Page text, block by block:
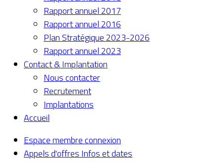
Rapport annuel 2017
Rapport annuel 2016
Plan Stratégique 2023-2026
Rapport annuel 2023
Contact & Implantation
Nous contacter
Recrutement
Implantations
Accueil
Espace membreconnexion
Appels d'offres Infos et dates